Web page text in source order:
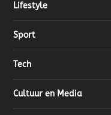
Lifestyle
Sport
Tech
Cultuur en Media